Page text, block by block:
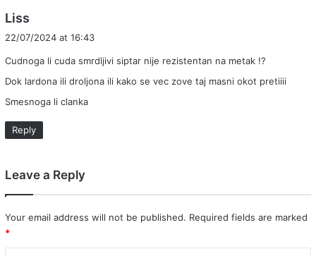
Liss
s
:
22/07/2024 at 16:43
Cudnoga li cuda smrdljivi siptar nije rezistentan na metak !?
Dok lardona ili droljona ili kako se vec zove taj masni okot pretiiii
Smesnoga li clanka
Reply
Leave a Reply
Your email address will not be published. Required fields are marked
*